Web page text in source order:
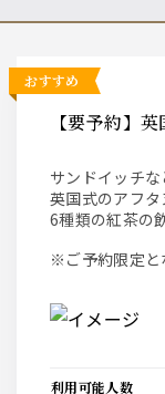
おすすめ
【要予約
サンドイッチなどの軽食、スコーン、デザートが付いた
英国式のアフタ
6種類の紅茶の
※ご予約限定
利用可能人数